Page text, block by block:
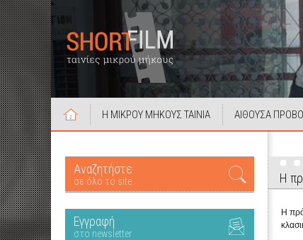
Η ΜΙΚΡΟΥ ΜΗΚΟΥΣ ΤΑΙΝΙΑ ΑΙΘΟΥΣΑ
Αναζητήστε
σε όλο το site
Εγγραφή
στο newsletter
Η
Η